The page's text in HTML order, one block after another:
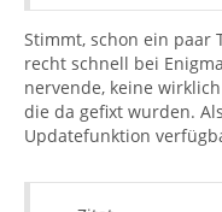
Stimmt, schon ein paar
recht schnell bei
nervende, keine
die da gefixt wurden.
Updatefunktion